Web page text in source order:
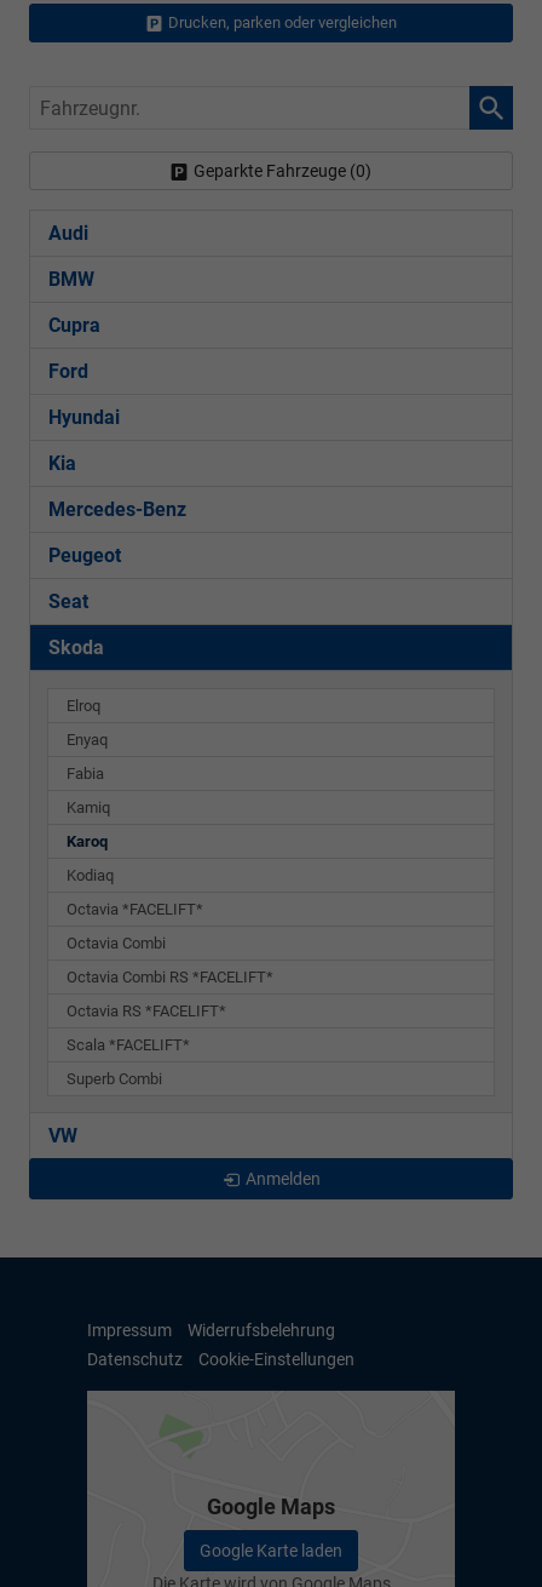
Drucken, parken oder vergleichen
Fahrzeugnr.
Geparkte Fahrzeuge (0)
Audi
BMW
Cupra
Ford
Hyundai
Kia
Mercedes-Benz
Peugeot
Seat
Skoda
Elroq
Enyaq
Fabia
Kamiq
Karoq
Kodiaq
Octavia *FACELIFT*
Octavia Combi
Octavia Combi RS *FACELIFT*
Octavia RS *FACELIFT*
Scala *FACELIFT*
Superb Combi
VW
Anmelden
Impressum
Widerrufsbelehrung
Datenschutz
Cookie-Einstellungen
Google Maps
Google Karte laden